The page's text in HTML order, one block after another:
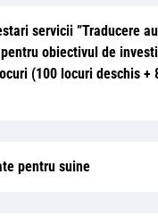
servicii ”Traducere
obiectivul de
(100 locuri deschis +
pentru suine